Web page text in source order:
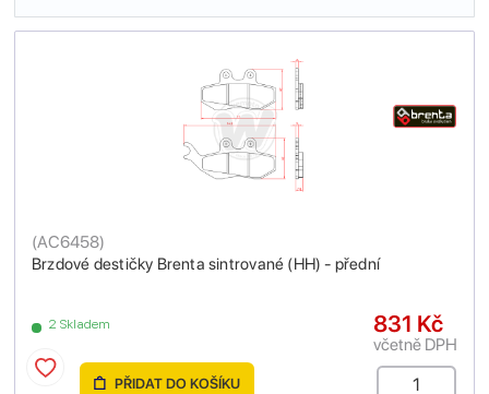
Brzdové destičky Brenta sintrované (HH) - přední
(AC6458)
2 Skladem 831 Kč
včetně DPH
PŘIDAT DO KOŠÍKU